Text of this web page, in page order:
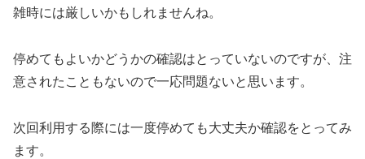
雑時には厳しいかもしれませんね。
停めてもよいかどうかの確認はとっていないのですが、注
意されたこともないので一応問題ないと思います。
次回利用する際には一度停めても大丈夫か確認をとってみ
ます。